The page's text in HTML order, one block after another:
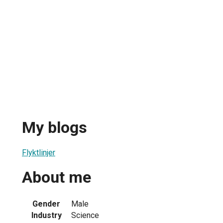
My blogs
Flyktlinjer
About me
Gender
Male
Industry
Science